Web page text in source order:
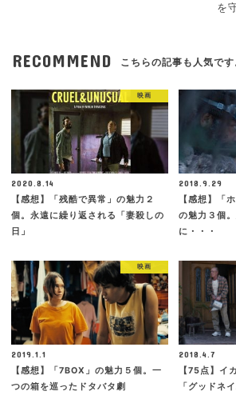
を
RECOMMEND こちらの記事も人気です
映画
2020.8.14
【感想】「残酷で異常」の魅力２
個。永遠に繰り返される「妻殺しの
日」
2018.9.29
【感想】「
の魅力３個
に・・・
映画
2019.1.1
【感想】「7BOX」の魅力５個。一
つの箱を巡ったドタバタ劇
2018.4.7
【75点】イ
「グッドネ